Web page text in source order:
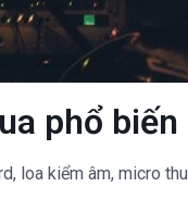
phổ biến
loa kiểm âm, micro thu